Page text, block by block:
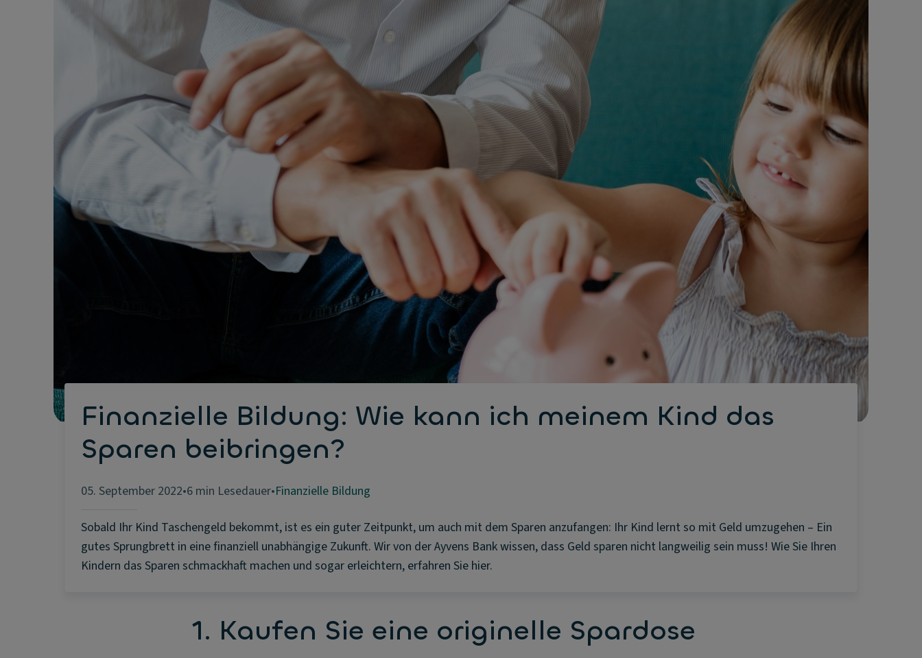
Finanzielle Bildung: Wie kann ich meinem Kind das
Sparen beibringen?
05. September 2022•6 min Lesedauer•Finanzielle Bildung
Sobald Ihr Kind Taschengeld bekommt, ist es ein guter Zeitpunkt, um auch mit dem Sparen anzufangen: Ihr Kind lernt so mit Geld umzugehen – Ein
gutes Sprungbrett in eine finanziell unabhängige Zukunft. Wir von der Ayvens Bank wissen, dass Geld sparen nicht langweilig sein muss! Wie Sie Ihren
Kindern das Sparen schmackhaft machen und sogar erleichtern, erfahren Sie hier.
1. Kaufen Sie eine originelle Spardose